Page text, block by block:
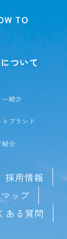
TO
ついて
紹介
ブランド
紹介
採用情報
ップ
ある質問